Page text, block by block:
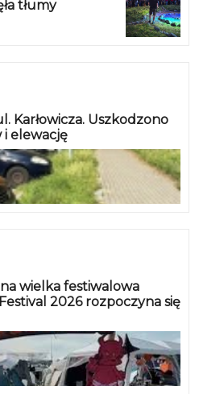
tłumy
Karłowicza. Uszkodzono
i elewację
wielka festiwalowa
2026 rozpoczyna się